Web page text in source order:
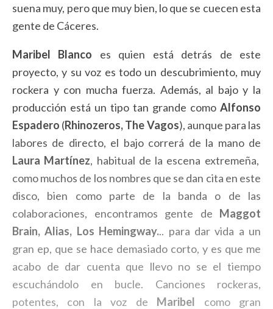
suena muy, pero que muy bien, lo que se cuecen esta
gente de Cáceres.
Maribel Blanco es quien está detrás de este
proyecto, y su voz es todo un descubrimiento, muy
rockera y con mucha fuerza. Además, al bajo y la
producción está un tipo tan grande como Alfonso
Espadero (Rhinozeros, The Vagos), aunque para las
labores de directo, el bajo correrá de la mano de
Laura Martínez, habitual de la escena extremeña,
como muchos de los nombres que se dan cita en este
disco, bien como parte de la banda o de las
colaboraciones, encontramos gente de Maggot
Brain, Alias, Los Hemingway... para dar vida a un
gran ep, que se hace demasiado corto, y es que me
acabo de dar cuenta que llevo no se el tiempo
escuchándolo en bucle. Canciones rockeras,
potentes, con la voz de Maribel como gran